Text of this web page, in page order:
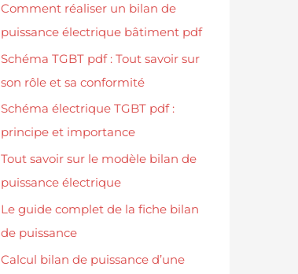
Comment réaliser un bilan de
puissance électrique bâtiment pdf
Schéma TGBT pdf : Tout savoir sur
son rôle et sa conformité
Schéma électrique TGBT pdf :
principe et importance
Tout savoir sur le modèle bilan de
puissance électrique
Le guide complet de la fiche bilan
de puissance
Calcul bilan de puissance d’une